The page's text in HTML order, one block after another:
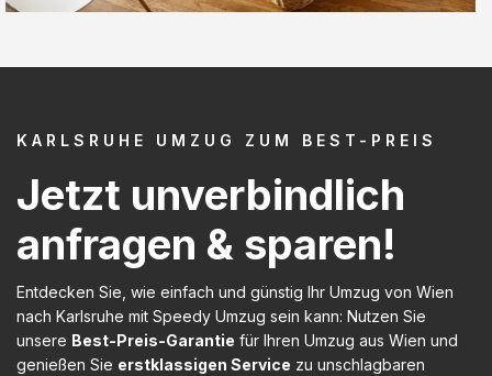
KARLSRUHE UMZUG ZUM BEST-PREIS
Jetzt unverbindlich
anfragen & sparen!
Entdecken Sie, wie einfach und günstig Ihr Umzug von Wien
nach Karlsruhe mit Speedy Umzug sein kann: Nutzen Sie
unsere Best-Preis-Garantie für Ihren Umzug aus Wien und
genießen Sie erstklassigen Service zu unschlagbaren